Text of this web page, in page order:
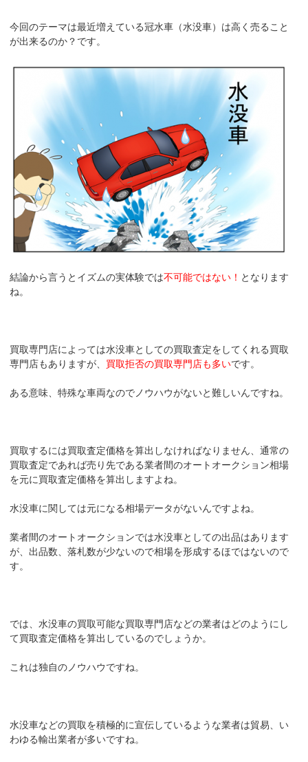
今回のテーマは最近増えている冠水車（水没車）は高く売ること
が出来るのか？です。
結論から言うとイズムの実体験では不可能ではない！ となります
ね。
買取専門店によっては水没車としての買取査定をしてくれる買取
専門店もありますが、 買取拒否の買取専門店も多いです。
ある意味、特殊な車両なのでノウハウがないと難しいんですね。
買取するには買取査定価格を算出しなければなりません、通常の
買取査定であれば売り先である業者間のオートオークション相場
を元に買取査定価格を算出しますよね。
水没車に関しては元になる相場データがないんですよね。
業者間のオートオークションでは水没車としての出品はあります
が、出品数、落札数が少ないので相場を形成するほではないので
す。
では、水没車の買取可能な買取専門店などの業者はどのようにし
て買取査定価格を算出しているのでしょうか。
これは独自のノウハウですね。
水没車などの買取を積極的に宣伝しているような業者は貿易、い
わゆる輸出業者が多いですね。